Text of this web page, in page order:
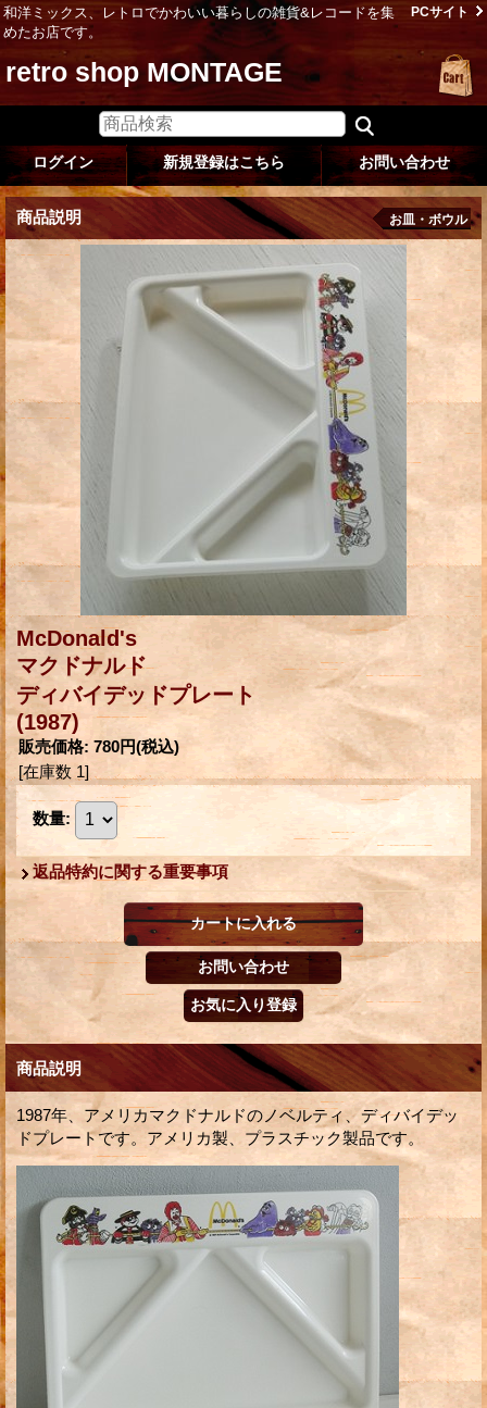
和洋ミックス、レトロでかわいい暮らしの雑貨&レコードを集
めたお店です。
PCサイト
retro shop MONTAGE
ログイン 新規登録はこちら お問い合わせ
商品説明 お皿・ボウル
McDonald's
マクドナルド
ディバイデッドプレート
(1987)
販売価格: 780円(税込)
[在庫数 1]
数量:
返品特約に関する重要事項
商品説明
1987年、アメリカマクドナルドのノベルティ、ディバイデッ
ドプレートです。アメリカ製、プラスチック製品です。